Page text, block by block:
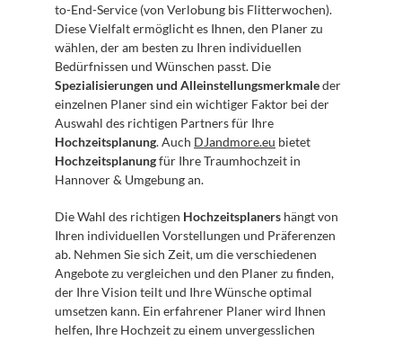
to-End-Service (von Verlobung bis Flitterwochen).
Diese Vielfalt ermöglicht es Ihnen, den Planer zu
wählen, der am besten zu Ihren individuellen
Spezialisierungen und Alleinstellungsmerkmale der
einzelnen Planer sind ein wichtiger Faktor bei der
Hochzeitsplanung. Auch DJandmore.eu
Hochzeitsplanung für Ihre Traumhochzeit in
Hannover & Umgebung an.
Die Wahl des richtigen Hochzeitsplaners hängt von
Ihren individuellen Vorstellungen und Präferenzen
ab. Nehmen Sie sich Zeit, um die verschiedenen
Angebote zu vergleichen und den Planer zu finden,
der Ihre Vision teilt und Ihre Wünsche optimal
umsetzen kann. Ein erfahrener Planer wird Ihnen
helfen, Ihre Hochzeit zu einem unvergesslichen